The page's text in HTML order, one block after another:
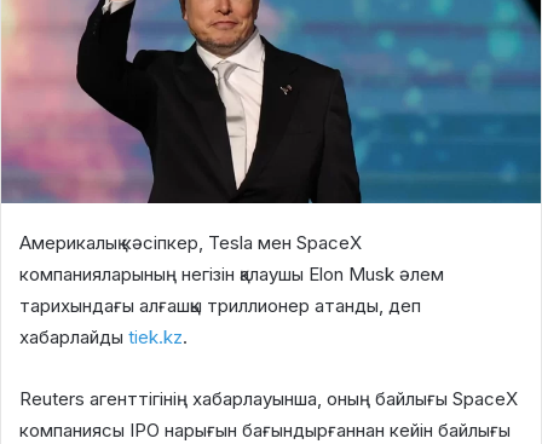
Америкалық кәсіпкер, Tesla мен SpaceX
компанияларының негізін қалаушы Elon Musk әлем
тарихындағы алғашқы триллионер атанды, деп
хабарлайды tiek.kz.
Reuters агенттігінің хабарлауынша, оның байлығы SpaceX
компаниясы ІРО нарығын бағындырғаннан кейін байлығы